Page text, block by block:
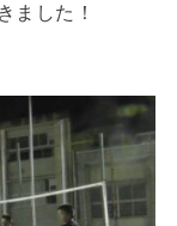
ました！